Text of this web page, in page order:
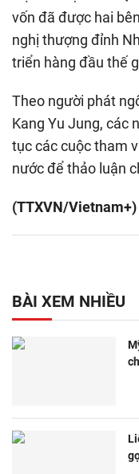
vốn đã được hai
nghị thượng đỉnh
triển hàng đầu thế
Theo người phát
Kang Yu Jung, các
tục các cuộc tham
nước để thảo luận
(TTXVN/Vietnam+)
BÀI XEM NHIỀU